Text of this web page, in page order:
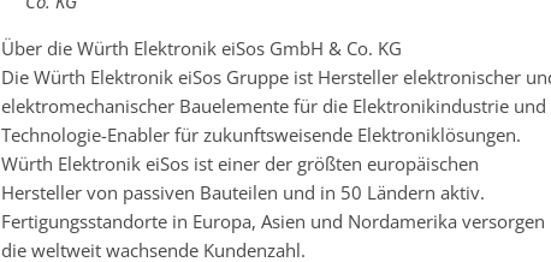
Über die Würth Elektronik eiSos GmbH & Co. KG
Die Würth Elektronik eiSos Gruppe ist Hersteller elektronischer
elektromechanischer Bauelemente für die Elektronikindustrie und
Technologie-Enabler für zukunftsweisende Elektroniklösungen.
Würth Elektronik eiSos ist einer der größten europäischen
Hersteller von passiven Bauteilen und in 50 Ländern aktiv.
Fertigungsstandorte in Europa, Asien und Nordamerika versorgen
die weltweit wachsende Kundenzahl.